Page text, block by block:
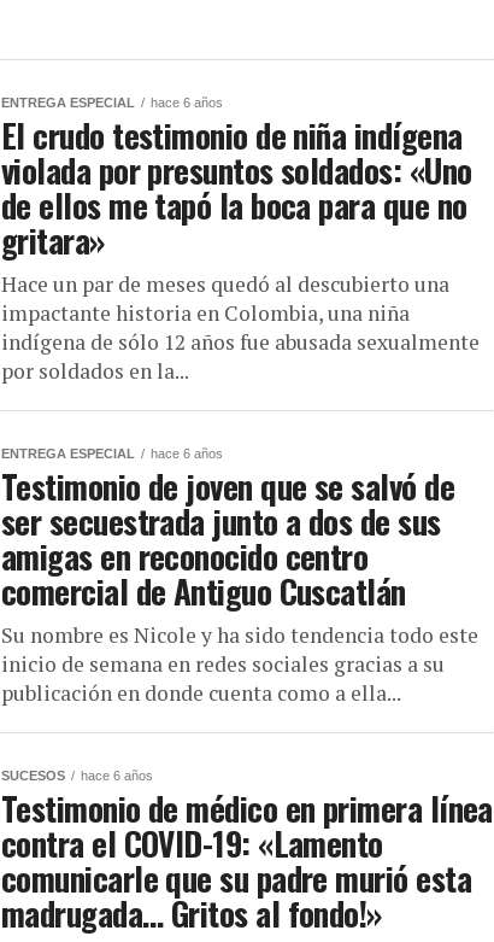
ENTREGA ESPECIAL hace 6 años
El crudo testimonio de niña indígena
violada por presuntos soldados: «Uno
de ellos me tapó la boca para que no
gritara»
Hace un par de meses quedó al descubierto una
impactante historia en Colombia, una niña
indígena de sólo 12 años fue abusada sexualmente
por soldados en la...
ENTREGA ESPECIAL hace 6 años
Testimonio de joven que se salvó de
ser secuestrada junto a dos de sus
amigas en reconocido centro
comercial de Antiguo Cuscatlán
Su nombre es Nicole y ha sido tendencia todo este
inicio de semana en redes sociales gracias a su
publicación en donde cuenta como a ella...
SUCESOS hace 6 años
Testimonio de médico en primera línea
contra el COVID-19: «Lamento
comunicarle que su padre murió esta
madrugada… Gritos al fondo!»